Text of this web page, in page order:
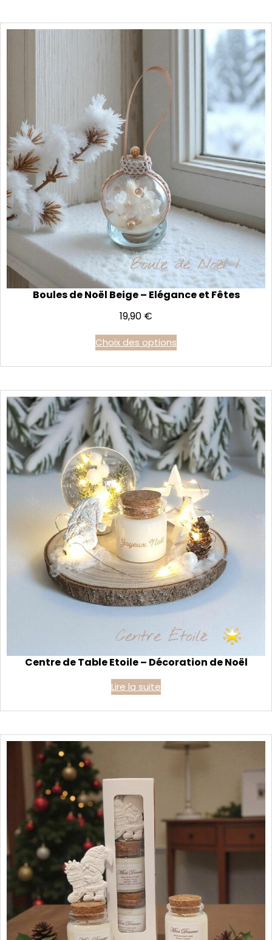
Boules de Noël Beige – Elégance et Fêtes
19,90 €
Choix des options
Centre de Table Etoile – Décoration de Noël
Lire la suite